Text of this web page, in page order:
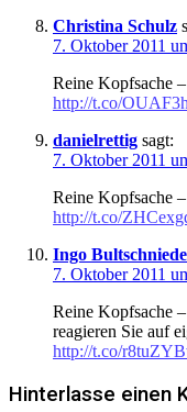
Christina Schulz
7. Oktober 2011
Reine Kopfsache
http://t.co/
danielrettig sagt:
7. Oktober 2011
Reine Kopfsache
http://t.co/
Ingo
7. Oktober 2011
Reine Kopfsache
reagieren Sie auf
http://t.co/
Hinterlasse einen